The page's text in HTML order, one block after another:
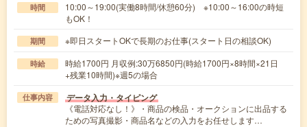
時間
10:00～19:00(実働8時間/休憩60分) ※10:00～16:00の時短
もOK！
期間 ※即日スタートOKで長期のお仕事(スタート日の相談OK)
時給
時給1700円 月収例:30万6850円(時給1700円×8時間×21日
+残業10時間)※週5の場合
仕事内容 データ入力・タイピング
《電話対応なし！》・商品の検品・オークションに出品する
ための写真撮影・商品名などの入力をお任せします…